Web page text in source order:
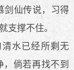
仙传说，习得
支撑不住。
水已经所剩无
倘若再找不到